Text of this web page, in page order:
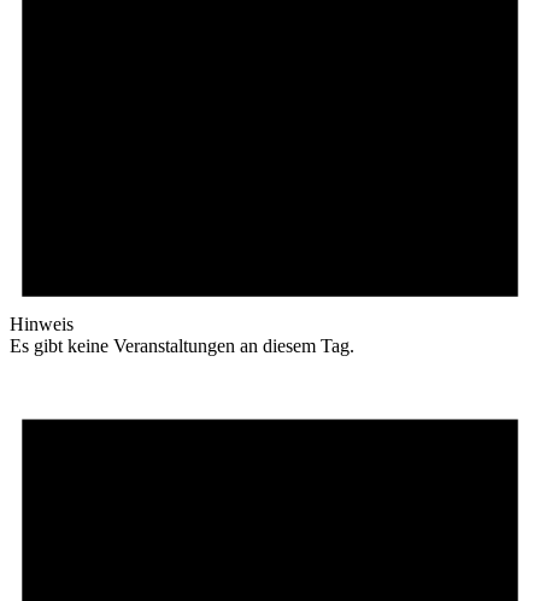
Hinweis
Es gibt keine Veranstaltungen an diesem Tag.